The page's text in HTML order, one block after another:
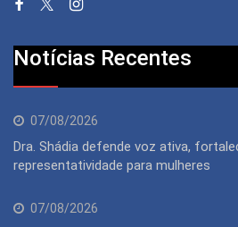
Notícias Recentes
07/08/2026
Dra. Shádia defende voz ativa,
representatividade para mulheres
07/08/2026